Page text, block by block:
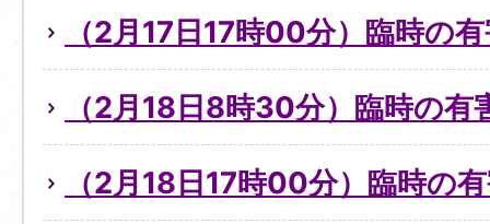
（2月17日17時00分）臨時の
（2月18日8時30分）臨時の
（2月18日17時00分）臨時の